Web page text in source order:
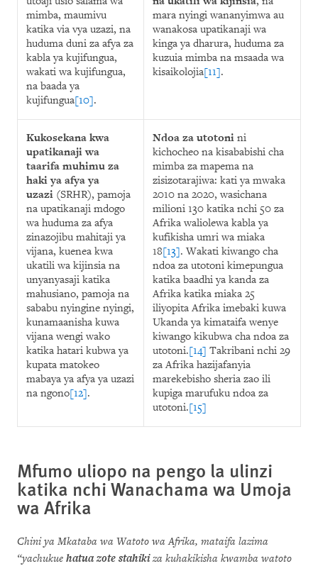
mimba, maumivu
katika via vya uzazi, na
huduma duni za afya za
kabla ya kujifungua,
wakati wa kujifungua,
na baada ya
kujifungua[10].
mara nyingi wananyimwa au
wanakosa upatikanaji wa
kinga ya dharura, huduma za
kuzuia mimba na msaada wa
kisaikolojia[11].
Kukosekana kwa
upatikanaji wa
taarifa muhimu za
haki ya afya ya
uzazi (SRHR), pamoja
na upatikanaji mdogo
wa huduma za afya
zinazojibu mahitaji ya
vijana, kuenea kwa
ukatili wa kijinsia na
unyanyasaji katika
mahusiano, pamoja na
sababu nyingine nyingi,
kunamaanisha kuwa
vijana wengi wako
katika hatari kubwa ya
kupata matokeo
mabaya ya afya ya uzazi
na ngono[12].
Ndoa za utotoni ni
kichocheo na kisababishi cha
mimba za mapema na
zisizotarajiwa: kati ya mwaka
2010 na 2020, wasichana
milioni 130 katika nchi 50 za
Afrika waliolewa kabla ya
kufikisha umri wa miaka
18[13]. Wakati kiwango cha
ndoa za utotoni kimepungua
katika baadhi ya kanda za
Afrika katika miaka 25
iliyopita Afrika imebaki kuwa
Ukanda ya kimataifa wenye
kiwango kikubwa cha ndoa za
utotoni.[14] Takribani nchi 29
za Afrika hazijafanyia
marekebisho sheria zao ili
kupiga marufuku ndoa za
utotoni.[15]
Mfumo uliopo na pengo la ulinzi
katika nchi Wanachama wa Umoja
wa Afrika
Chini ya Mkataba wa Watoto wa Afrika, mataifa lazima
“yachukue hatua zote stahikiza kuhakikisha kwamba watoto